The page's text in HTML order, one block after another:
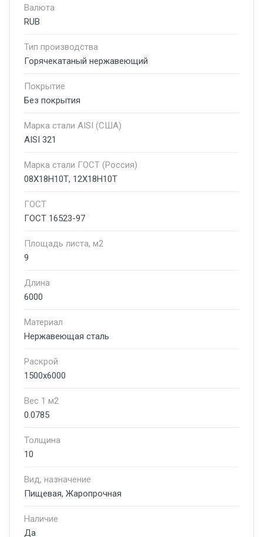
Валюта
RUB
Тип производства
Горячекатаный нержавеющий
Покрытие
Без покрытия
Марка стали AISI (США)
AISI 321
Марка стали ГОСТ (Россия)
08Х18Н10Т, 12Х18Н10Т
ГОСТ
ГОСТ 16523-97
Площадь листа, м2
9
Длина
6000
Материал
Нержавеющая сталь
Раскрой
1500х6000
Вес 1 м2
0.0785
Толщина
10
Вид, назначение
Пищевая, Жаропрочная
Наличие
Да